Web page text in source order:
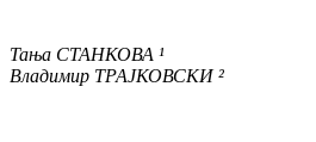
Тања СТАНКОВА ¹
Владимир ТРАЈКОВСКИ ²